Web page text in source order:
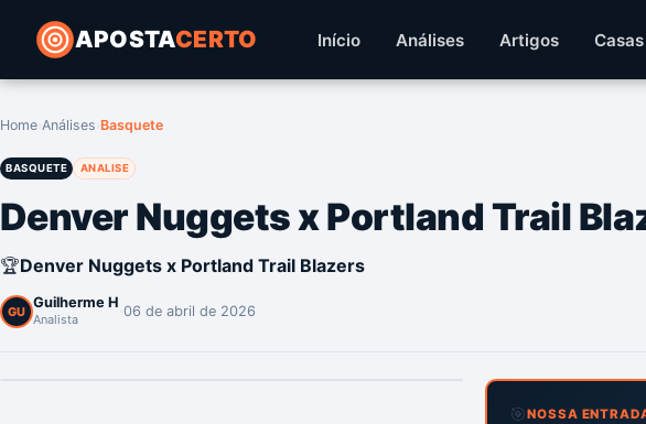
APOSTACERTO Início Análises Artigos
Home Análises Basquete
BASQUETE ANALISE
Denver Nuggets x Portland Trail
🏆Denver Nuggets x Portland Trail Blazers
GU
Guilherme H
Analista 06 de abril de 2026
🎯NOSSA